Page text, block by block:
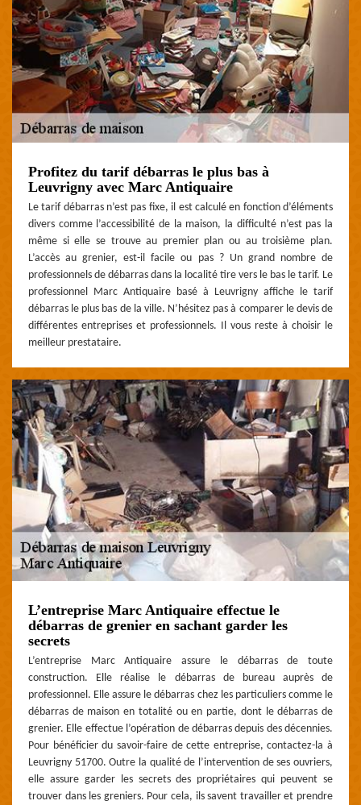
Profitez du tarif débarras le plus bas à
Leuvrigny avec Marc Antiquaire
Le tarif débarras n’est pas fixe, il est calculé en fonction d’éléments
divers comme l’accessibilité de la maison, la difficulté n’est pas la
même si elle se trouve au premier plan ou au troisième plan.
L’accès au grenier, est-il facile ou pas ? Un grand nombre de
professionnels de débarras dans la localité tire vers le bas le tarif. Le
professionnel Marc Antiquaire basé à Leuvrigny affiche le tarif
débarras le plus bas de la ville. N’hésitez pas à comparer le devis de
différentes entreprises et professionnels. Il vous reste à choisir le
meilleur prestataire.
L’entreprise Marc Antiquaire effectue le
débarras de grenier en sachant garder les
secrets
L’entreprise Marc Antiquaire assure le débarras de toute
construction. Elle réalise le débarras de bureau auprès de
professionnel. Elle assure le débarras chez les particuliers comme le
débarras de maison en totalité ou en partie, dont le débarras de
grenier. Elle effectue l’opération de débarras depuis des décennies.
Pour bénéficier du savoir-faire de cette entreprise, contactez-la à
Leuvrigny 51700. Outre la qualité de l’intervention de ses ouvriers,
elle assure garder les secrets des propriétaires qui peuvent se
trouver dans les greniers. Pour cela, ils savent travailler et prendre